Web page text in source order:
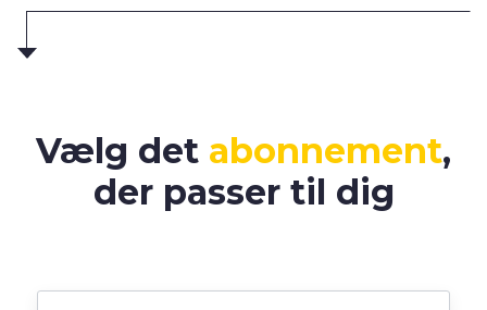
Vælg det abonnement,
der passer til dig